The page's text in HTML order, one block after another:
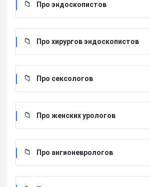
Про эндоскопистов
Про хирургов эндоскопистов
Про сексологов
Про женских урологов
Про ангионеврологов